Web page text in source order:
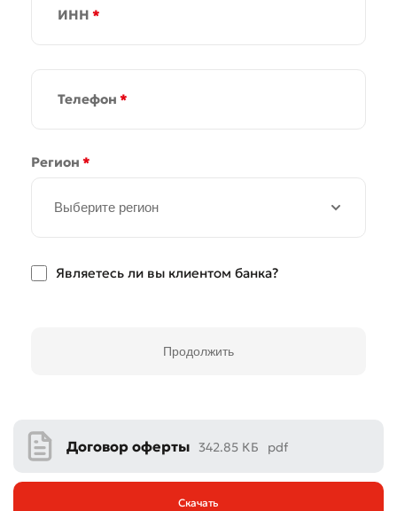
ИНН *
Телефон *
Регион *
Выберите регион
Являетесь ли вы клиентом банка?
Продолжить
Договор оферты 342.85 КБ pdf
Скачать